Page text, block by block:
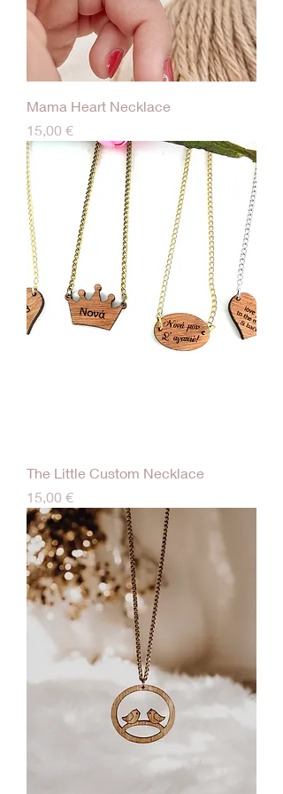
Mama Heart Necklace
Τιμή
15,00 €
The Little Custom Necklace
Τιμή
15,00 €